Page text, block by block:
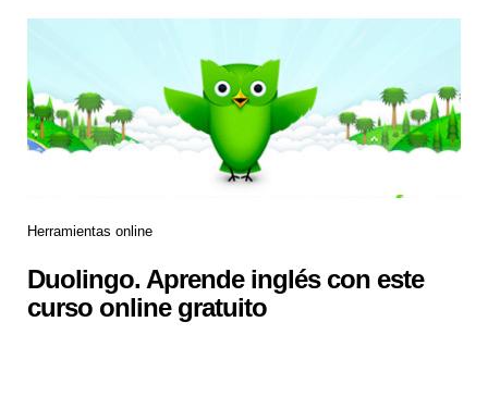
Herramientas online
Duolingo. Aprende inglés con este
curso online gratuito